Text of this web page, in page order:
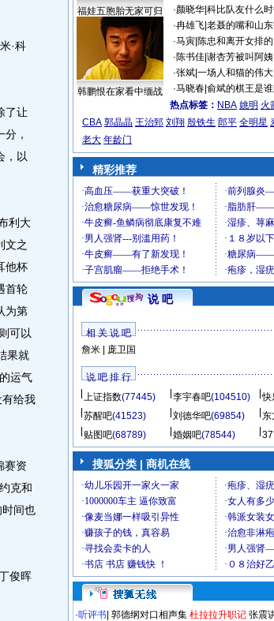
·科
了让
，
，以
利大
文之
他杯
首轮
为第
可以
果就
运气
给我
赛资
克和
间也
俊晖
福娃五胞胎无家可归
韩鹏恨在家看中缅战
·颜晓华| 科比队友什么
·冉雄飞| 老聂的嘴和山
·马寅| 陈忠和离开女排
·陈书佳| 谢杏芳被叫阿姨
·张斌| 一场人和猫的伟
·马晓春| 俞斌的棋王是谁
热点标签： NBA 姚明 火
CBA 郭晶晶 王治郅 刘翔 殷铁生 郎平 全明星
老大 年龄门
精彩推荐
说 吧
相 关 说 吧
詹米| 庞卫国
说 吧 排 行
上证指数(77445) 李宇春吧(104510) 快
苏醒吧(41523) 刘德华吧(69854) 东
贴图吧(68789) 婚姻吧(78544)
搜狐分类 | 商机在线
·听评书 郭德纲对口相声集 杜拉拉升职记 张震